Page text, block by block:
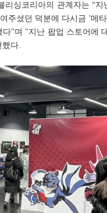
싱코리아의 관계자는 “
주셨던 덕분에 다시금 '메
"며 "지난 팝업 스토어에
했다.